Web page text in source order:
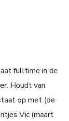
fulltime in de
Houdt van
op met (de
Vic (maart